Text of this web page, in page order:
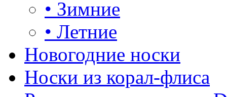
• Зимние
• Летние
Новогодние носки
Носки из корал-флиса